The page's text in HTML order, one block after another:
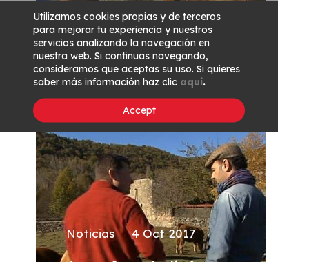
presente con la mejor
carne del mundo en
Anuga 2017
Noticias 4 Oct 2017
Utilizamos cookies propias y de terceros
para mejorar tu experiencia y nuestros
servicios analizando la navegación en
nuestra web. Si continuas navegando,
consideramos que aceptas su uso. Si quieres
saber más información haz clic aquí.
Accept